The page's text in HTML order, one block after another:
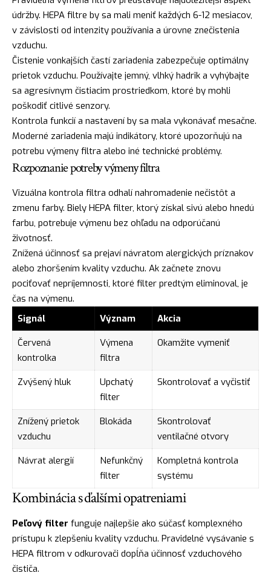
údržby. HEPA filtre by sa mali meniť každých 6-12 mesiacov,
v závislosti od intenzity používania a úrovne znečistenia
vzduchu.
Čistenie vonkajších častí zariadenia zabezpečuje optimálny
prietok vzduchu. Používajte jemný, vlhký hadrik a vyhýbajte
sa agresívnym čistiacim prostriedkom, ktoré by mohli
poškodiť citlivé senzory.
Kontrola funkcií a nastavení by sa mala vykonávať mesačne.
Moderné zariadenia majú indikátory, ktoré upozorňujú na
potrebu výmeny filtra alebo iné technické problémy.
Rozpoznanie potreby výmeny filtra
Vizuálna kontrola filtra odhalí nahromadenie nečistôt a
zmenu farby. Biely HEPA filter, ktorý získal sivú alebo hnedú
farbu, potrebuje výmenu bez ohľadu na odporúčanú
životnosť.
Znížená účinnosť sa prejaví návratom alergických príznakov
alebo zhoršením kvality vzduchu. Ak začnete znovu
pociťovať nepríjemnosti, ktoré filter predtým eliminoval, je
čas na výmenu.
Signál
Význam
Akcia
Červená
kontrolka
Výmena
filtra
Okamžite vymeniť
Zvýšený hluk
Upchatý
filter
Skontrolovať a vyčistiť
Znížený prietok
vzduchu
Blokáda
Skontrolovať
ventilačné otvory
Návrat alergií
Nefunkčný
filter
Kompletná kontrola
systému
Kombinácia s ďalšími opatreniami
Peľový filter funguje najlepšie ako súčasť komplexného
prístupu k zlepšeniu kvality vzduchu. Pravidelné vysávanie s
HEPA filtrom v odkurovači dopĺňa účinnosť vzduchového
čističa.